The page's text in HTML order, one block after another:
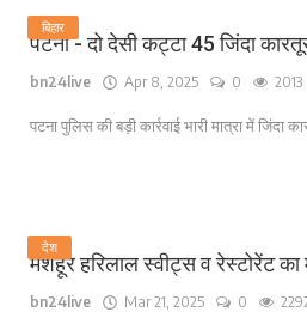
बिहार
पटना - दो देसी कट्टा 45 जिंदा
bn24live Apr 8, 2025 0 2013
पटना पुलिस की बड़ी कार्रवाई भारी मात्रा में जिंदा
देश
मशहूर हरिलाल स्वीट्स व रेस्टोरेंट का
bn24live Mar 21, 2025 0